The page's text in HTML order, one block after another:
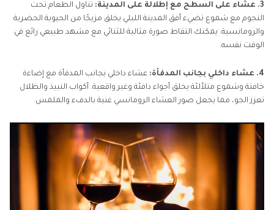
3. عشاء على السطح مع إطلالة على المدينة:
تناول الطعام تحت
النجوم مع شموع تضيء أفق المدينة الليلي يخلق مزيجًا من الحيوية الحضرية
والرومانسية. يمكنك التقاط صورة مثالية للثنائي مع مشهد طبيعي رائع في
الوقت نفسه.
4. عشاء داخلي بجانب المدفأة:
عشاء داخلي بجانب المدفأة مع إضاءة
خافتة وشموع متلألئة يخلق أجواء دافئة وغير واقعية. أكواب النبيذ والظلال
تعزز الجو، مما يجعل صور العشاء الرومانسي غنية بالدفء والملمس.